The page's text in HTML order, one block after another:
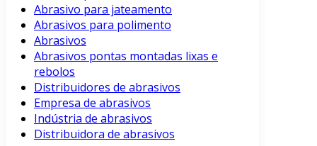
Abrasivo para jateamento
Abrasivos para polimento
Abrasivos
Abrasivos pontas montadas lixas e
rebolos
Distribuidores de abrasivos
Empresa de abrasivos
Indústria de abrasivos
Distribuidora de abrasivos